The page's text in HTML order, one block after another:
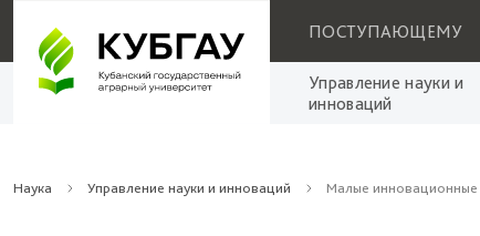
ПОСТУПАЮЩЕМУ
Управление науки и
инноваций
Наука Управление науки и инноваций Малые инновационные